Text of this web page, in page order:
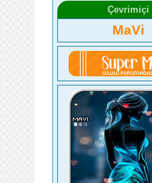
Çevrimiçi
MaVi